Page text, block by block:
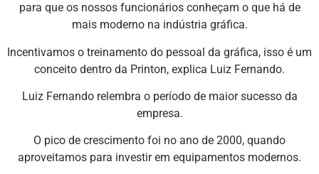
para que os nossos funcionários conheçam o que há de
mais moderno na indústria gráfica.
Incentivamos o treinamento do pessoal da gráfica, isso é um
conceito dentro da Printon, explica Luiz Fernando.
Luiz Fernando relembra o período de maior sucesso da
empresa.
O pico de crescimento foi no ano de 2000, quando
aproveitamos para investir em equipamentos modernos.